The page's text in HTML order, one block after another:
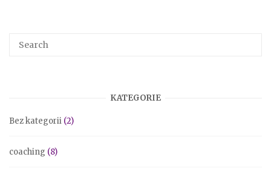
KATEGORIE
Bez kategorii (2)
coaching (8)